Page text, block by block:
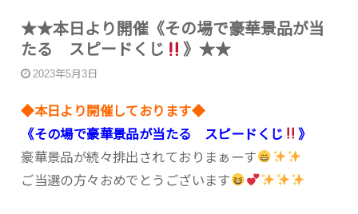
★★本日より開催《その場で豪華景品が当
たる スピードくじ
》★★
2023年5月3日
◆本日より開催しております◆
《その場で豪華景品が当たる スピードくじ
》
豪華景品が続々排出されておりまぁーす
ご当選の方々おめでとうございます